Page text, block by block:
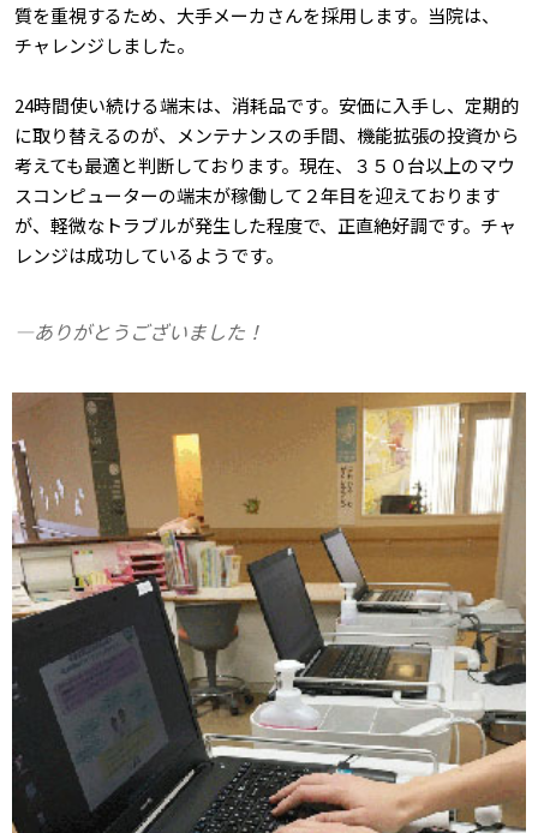
質を重視するため、大手メーカさんを採用します。当院は、
チャレンジしました。
24時間使い続ける端末は、消耗品です。安価に入手し、定期的
に取り替えるのが、メンテナンスの手間、機能拡張の投資から
考えても最適と判断しております。現在、３５０台以上のマウ
スコンピューターの端末が稼働して２年目を迎えております
が、軽微なトラブルが発生した程度で、正直絶好調です。チャ
レンジは成功しているようです。
―ありがとうございました！